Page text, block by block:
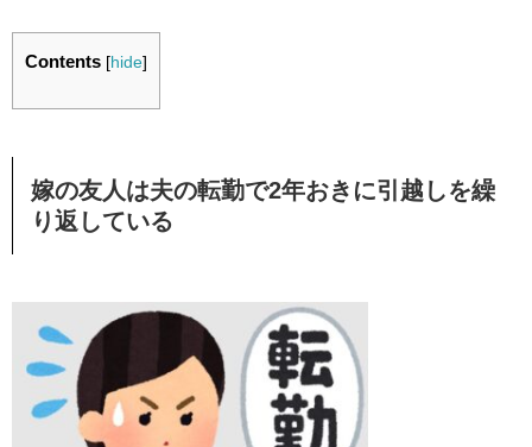
Contents [hide]
嫁の友人は夫の転勤で2年おきに引越しを繰
り返している